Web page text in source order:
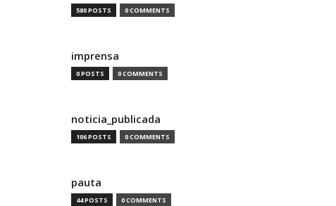
580 POSTS 0 COMMENTS
imprensa
0 POSTS 0 COMMENTS
noticia_publicada
106 POSTS 0 COMMENTS
pauta
44 POSTS 0 COMMENTS